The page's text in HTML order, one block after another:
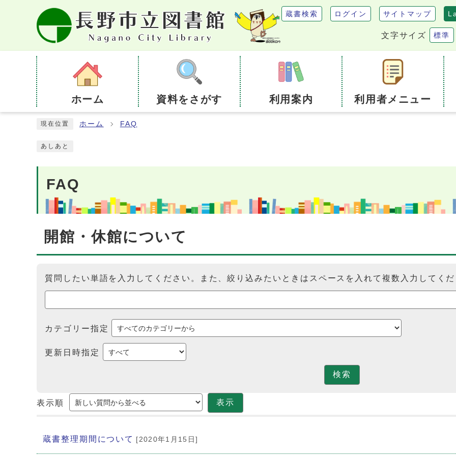
ページの先頭です
蔵書検索 ログイン サイトマップ
文字サイズ 標準
ホーム 資料をさがす 利用案内 利用者メニュー
現在位置 ホーム FAQ
あしあと
FAQ
開館・休館について
質問したい単語を入力してください。また、絞り込みたいときはスペースを入れて複数入力してく
カテゴリー指定
更新日時指定
検索
メインメニュー
表示順 表示
蔵書整理期間について [2020年1月15日]